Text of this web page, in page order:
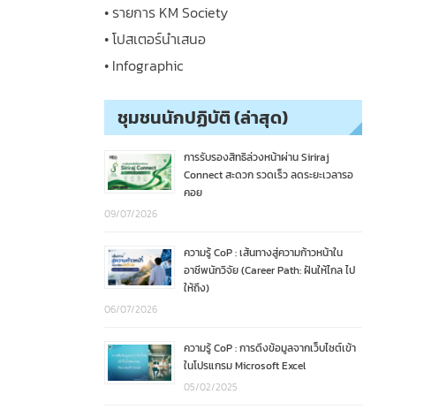
• รายการ KM Society
• โปสเตอร์นำเสนอ
• Infographic
ชุมชนนักปฏิบัติ (ล่าสุด)
การรับรองสิทธิล่วงหน้าผ่าน Siriraj
Connect สะดวก รวดเร็ว ลดระยะเวลารอ
คอย
09/07/2026
ความรู้ CoP : เส้นทางสู่ความก้าวหน้าใน
อาชีพนักวิจัย (Career Path: ฝันให้ไกล ไป
ให้ถึง)
06/07/2026
ความรู้ CoP : การดึงข้อมูลจากเว็บไซต์เข้า
ในโปรแกรม Microsoft Excel
05/02/2025